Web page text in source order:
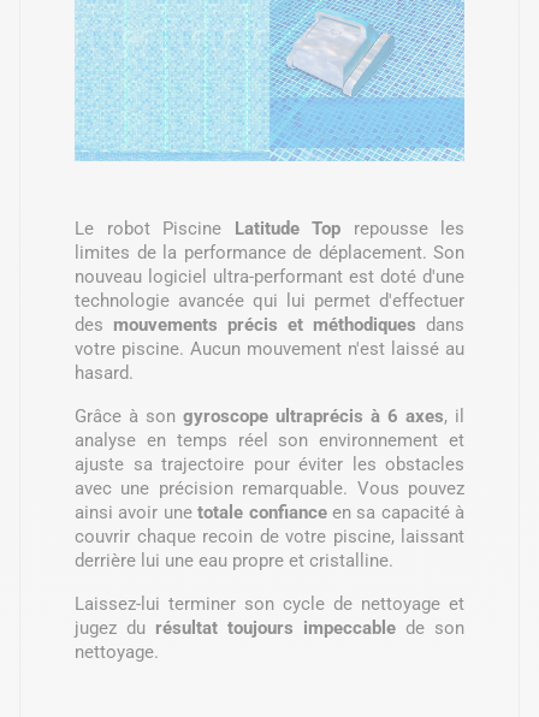
Le robot Piscine Latitude Top repousse les
limites de la performance de déplacement. Son
nouveau logiciel ultra-performant est doté d'une
technologie avancée qui lui permet d'effectuer
des mouvements précis et méthodiques dans
votre piscine. Aucun mouvement n'est laissé au
hasard.
Grâce à son gyroscope ultraprécis à 6 axes, il
analyse en temps réel son environnement et
ajuste sa trajectoire pour éviter les obstacles
avec une précision remarquable. Vous pouvez
ainsi avoir unetotale confianceen sa capacité à
couvrir chaque recoin de votre piscine, laissant
derrière lui une eau propre et cristalline.
Laissez-lui terminer son cycle de nettoyage et
jugez du résultat toujours impeccable de son
nettoyage.